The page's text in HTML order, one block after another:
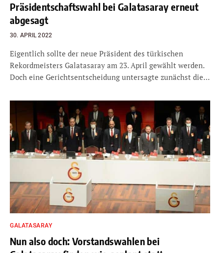
Präsidentschaftswahl bei Galatasaray erneut
abgesagt
30. APRIL 2022
Eigentlich sollte der neue Präsident des türkischen
Rekordmeisters Galatasaray am 23. April gewählt werden.
Doch eine Gerichtsentscheidung untersagte zunächst die…
GALATASARAY
Nun also doch: Vorstandswahlen bei